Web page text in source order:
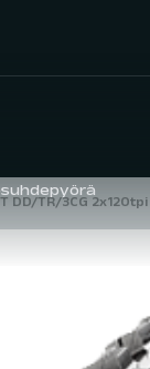
DD/TR/3CG 2x120tpi